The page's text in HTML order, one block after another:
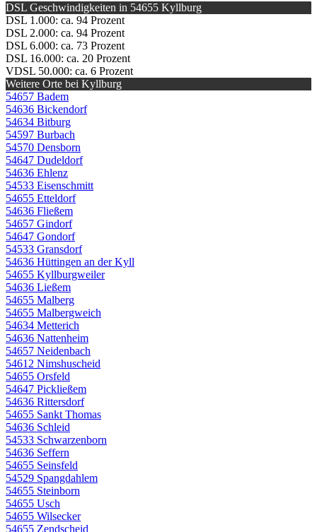
DSL Geschwindigkeiten in 54655 Kyllburg
DSL 1.000: ca. 94 Prozent
DSL 2.000: ca. 94 Prozent
DSL 6.000: ca. 73 Prozent
DSL 16.000: ca. 20 Prozent
VDSL 50.000: ca. 6 Prozent
Weitere Orte bei Kyllburg
54657 Badem
54636 Bickendorf
54634 Bitburg
54597 Burbach
54570 Densborn
54647 Dudeldorf
54636 Ehlenz
54533 Eisenschmitt
54655 Etteldorf
54636 Fließem
54657 Gindorf
54647 Gondorf
54533 Gransdorf
54636 Hüttingen an der Kyll
54655 Kyllburgweiler
54636 Ließem
54655 Malberg
54655 Malbergweich
54634 Metterich
54636 Nattenheim
54657 Neidenbach
54612 Nimshuscheid
54655 Orsfeld
54647 Pickließem
54636 Rittersdorf
54655 Sankt Thomas
54636 Schleid
54533 Schwarzenborn
54636 Seffern
54655 Seinsfeld
54529 Spangdahlem
54655 Steinborn
54655 Usch
54655 Wilsecker
54655 Zendscheid